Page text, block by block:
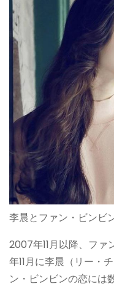
李晨とファン・ビンビ
2007年11月以降、ファ
年11月に李晨（リー・
ン・ビンビンの恋には